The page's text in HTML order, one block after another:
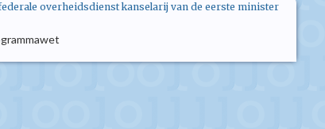
overheidsdienst kanselarij van de eerste minister